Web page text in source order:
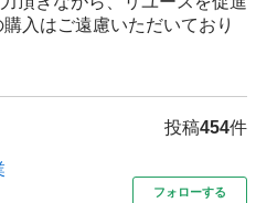
入はご遠慮いただいており
投稿454件
フォローする